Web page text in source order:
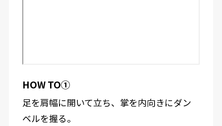
HOW TO①
足を肩幅に開いて立ち、掌を内向きにダン
ベルを握る。